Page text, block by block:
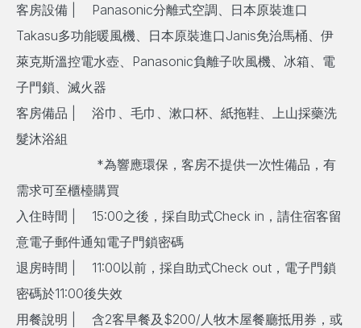
客房設備 | Panasonic分離式空調、日本原裝進口
Takasu多功能暖風機、日本原裝進口Janis免治馬桶、伊
萊克斯溫控電水壺、 Panasonic負離子吹風機、冰箱、電
子門鎖、滅火器
客房備品
浴巾、毛巾、漱口杯、紙拖鞋、上山採藥洗
髮沐浴組
*為響應環保，客房不提供一次性備品，有
需求可至櫃檯購買
入住時間
| 15:00之後，採自助式Check in ，請住宿客留
意電子郵件通知電子門鎖密碼
退房時間
| 11:00以前，採自助式Check out ，電子門鎖
密碼於11:00後失效
用餐說明
含2客早餐及$200/人牧木屋餐廳抵用券，或